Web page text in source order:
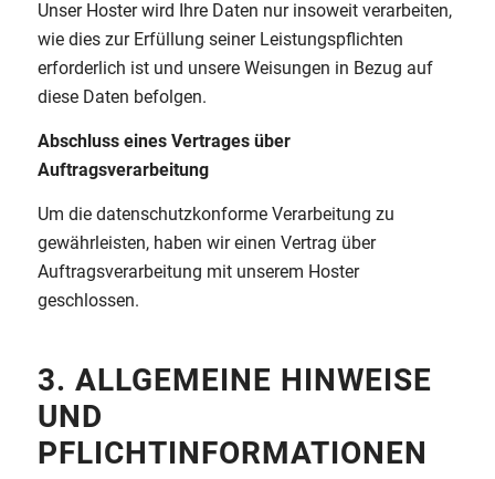
Unser Hoster wird Ihre Daten nur insoweit verarbeiten,
wie dies zur Erfüllung seiner Leistungspflichten
erforderlich ist und unsere Weisungen in Bezug auf
diese Daten befolgen.
Abschluss eines Vertrages über
Auftragsverarbeitung
Um die datenschutzkonforme Verarbeitung zu
gewährleisten, haben wir einen Vertrag über
Auftragsverarbeitung mit unserem Hoster
geschlossen.
3. ALLGEMEINE HINWEISE
UND
PFLICHTINFORMATIONEN